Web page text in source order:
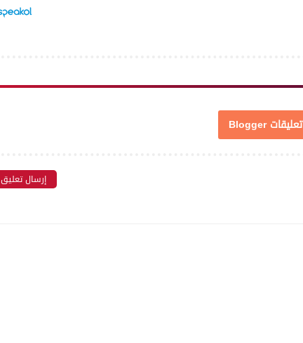
تعليقات Blogger
إرسال تعليق